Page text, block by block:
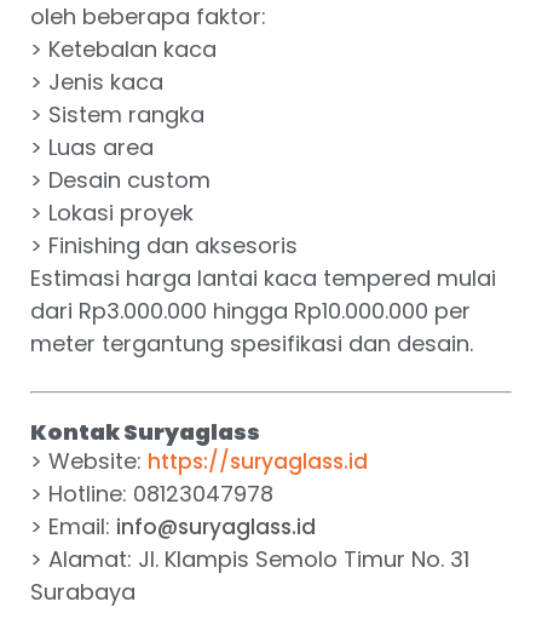
oleh beberapa faktor:
> Ketebalan kaca
> Jenis kaca
> Sistem rangka
> Luas area
> Desain custom
> Lokasi proyek
> Finishing dan aksesoris
Estimasi harga lantai kaca tempered mulai
dari Rp3.000.000 hingga Rp10.000.000 per
meter tergantung spesifikasi dan desain.
Kontak Suryaglass
> Website: https://suryaglass.id
> Hotline: 08123047978
> Email: info@suryaglass.id
> Alamat: Jl. Klampis Semolo Timur No. 31
Surabaya